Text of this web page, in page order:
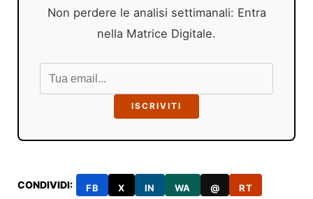
Non perdere le analisi settimanali: Entra
nella Matrice Digitale.
ISCRIVITI
CONDIVIDI: FB X IN WA @ RT